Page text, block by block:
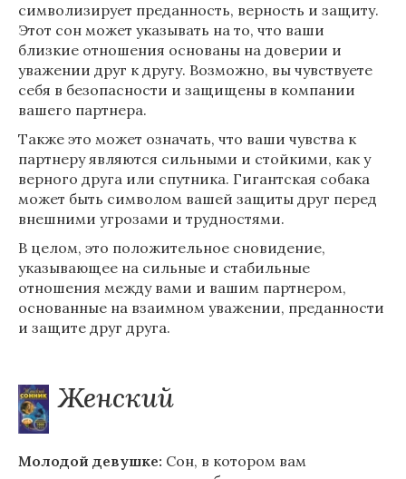
символизирует преданность, верность и защиту.
Этот сон может указывать на то, что ваши
близкие отношения основаны на доверии и
уважении друг к другу. Возможно, вы чувствуете
себя в безопасности и защищены в компании
вашего партнера.
Также это может означать, что ваши чувства к
партнеру являются сильными и стойкими, как у
верного друга или спутника. Гигантская собака
может быть символом вашей защиты друг перед
внешними угрозами и трудностями.
В целом, это положительное сновидение,
указывающее на сильные и стабильные
отношения между вами и вашим партнером,
основанные на взаимном уважении, преданности
и защите друг друга.
Женский
Молодой девушке: Сон, в котором вам